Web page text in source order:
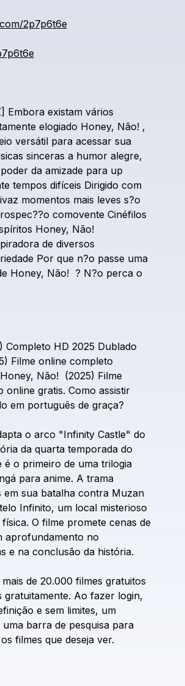
2p7p6t6e
Embora existam vários
elogiado Honey, Não! ,
versátil para acessar sua
sinceras a humor alegre,
poder da amizade para up
tempos difíceis Dirigido com
momentos mais leves s?o
comovente Cinéfilos
Honey, Não!
de diversos
Por que n?o passe uma
Honey, Não! ? N?o perca o
Completo HD 2025 Dublado
Filme online completo
Honey, Não! (2025) Filme
online gratis. Como assistir
em português de graça?
o arco "Infinity Castle" do
da quarta temporada do
é o primeiro de uma trilogia
para anime. A trama
em sua batalha contra Muzan
Infinito, um local misterioso
física. O filme promete cenas de
aprofundamento no
e na conclusão da história.
mais de 20.000 filmes gratuitos
gratuitamente. Ao fazer login,
e sem limites, um
uma barra de pesquisa para
os filmes que deseja ver.